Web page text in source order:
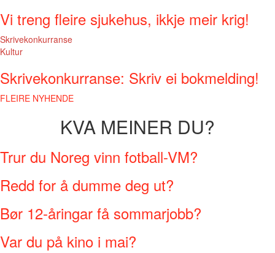
Vi treng fleire sjukehus, ikkje meir krig!
Skrivekonkurranse
Kultur
Skrivekonkurranse: Skriv ei bokmelding!
FLEIRE NYHENDE
KVA MEINER DU?
Trur du Noreg vinn fotball-VM?
Redd for å dumme deg ut?
Bør 12-åringar få sommarjobb?
Var du på kino i mai?